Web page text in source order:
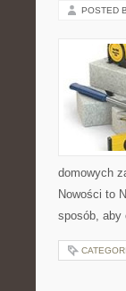
POSTED
domowych
Nowości to
sposób, aby